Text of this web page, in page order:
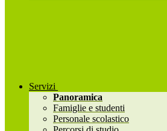
Servizi
Panoramica
Famiglie e studenti
Personale scolastico